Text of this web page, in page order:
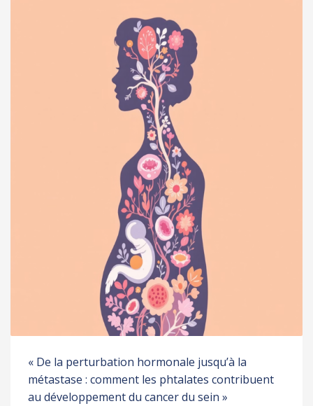
« De la perturbation hormonale jusqu’à la
métastase : comment les phtalates contribuent
au développement du cancer du sein »